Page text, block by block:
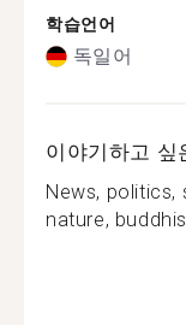
학습언어
독일어
이야기하고 싶
News, politics,
nature,